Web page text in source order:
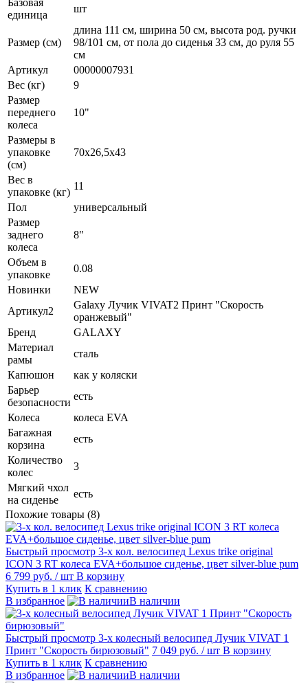
единица
шт
Размер (см)
длина 111 см, ширина 50 см, высота род. ручки
98/101 см, от пола до сиденья 33 см, до руля 55
см
Артикул
00000007931
Вес (кг)
9
Размер
переднего
колеса
10"
Размеры в
упаковке
(см)
70х26,5х43
Вес в
упаковке (кг)
11
Пол
универсальный
Размер
заднего
колеса
8"
Объем в
упаковке
0.08
Новинки
NEW
Артикул2
Galaxy Лучик VIVAT2 Принт "Скорость
оранжевый"
Бренд
GALAXY
Материал
рамы
сталь
Капюшон
как у коляски
Барьер
безопасности
есть
Колеса
колеса EVA
Багажная
корзина
есть
Количество
колес
3
Мягкий чхол
на сиденье
есть
Похожие товары (8)
Быстрый просмотр 3-х кол. велосипед Lexus trike original
ICON 3 RT колеса EVA+большое сиденье, цвет silver-blue pum
6 799 руб. / шт В корзину
Купить в 1 клик К сравнению
В избранное
В наличии
Быстрый просмотр 3-х колесный велосипед Лучик VIVAT 1
Принт "Скорость бирюзовый" 7 049 руб. / шт В корзину
Купить в 1 клик К сравнению
В избранное
В наличии